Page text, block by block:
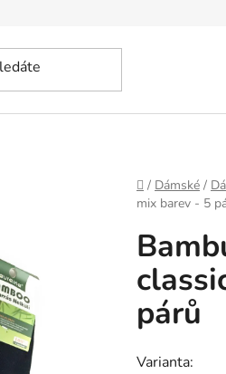
Domů
/ Dámské /
mix barev - 5
párů
Varianta: